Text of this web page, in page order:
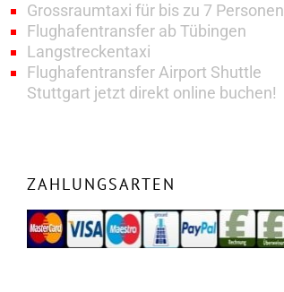
Grossraumtaxi für bis zu 7 Personen
Flughafentransfer ab Tübingen
Langstreckentaxi
Flughafentransfer Airport Shuttle
Stuttgart jetzt direkt online buchen!
ZAHLUNGSARTEN